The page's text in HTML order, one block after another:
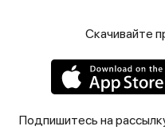
Скачивайте
Подпишитесь на